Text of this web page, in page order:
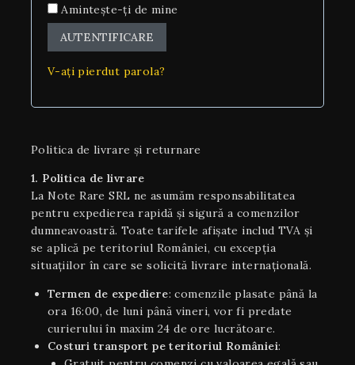
Amintește-ți de mine
AUTENTIFICARE
V-ați pierdut parola?
Politica de livrare și returnare
1. Politica de livrare
La Note Rare SRL ne asumăm responsabilitatea
pentru expedierea rapidă și sigură a comenzilor
dumneavoastră. Toate tarifele afișate includ TVA și
se aplică pe teritoriul României, cu excepția
situaţiilor în care se solicită livrare internaţională.
Termen de expediere: comenzile plasate până la
ora 16:00, de luni până vineri, vor fi predate
curierului în maxim 24 de ore lucrătoare.
Costuri transport pe teritoriul României: